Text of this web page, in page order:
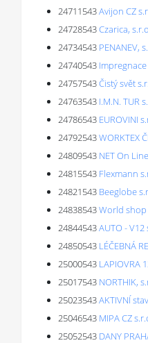
24711543Avijon CZ
24728543Czarica,
24734543 PENANEV,
24740543
24757543Čistý svět
24763543 I.M.N. TUR
24786543 EUROVINI
24792543WORKTEX
24809543 NET On
24815543 Flexmann
24821543 Beeglobe
24838543World
24844543AUTO - V12
24850543 LÉČEBNÁ
25000543 LAPIOVRA
25017543 NORTHIK,
25023543AKTIVNÍ
25046543 MIPA CZ
25052543 DANY